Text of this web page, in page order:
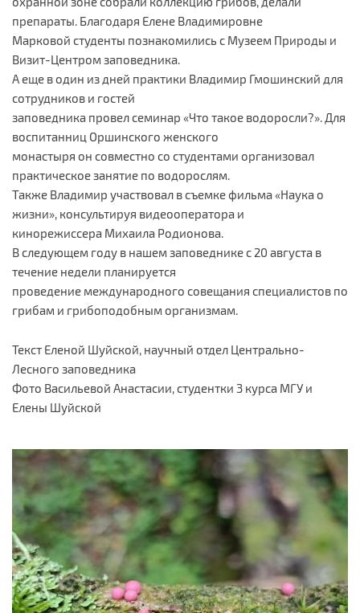
препараты. Благодаря Елене Владимировне
Марковой студенты познакомились с Музеем Природы и
Визит-Центром заповедника.
А еще в один из дней практики Владимир Гмошинский для
сотрудников и гостей
заповедника провел семинар «Что такое водоросли?». Для
воспитанниц Оршинского женского
монастыря он совместно со студентами организовал
практическое занятие по водорослям.
Также Владимир участвовал в съемке фильма «Наука о
жизни», консультируя видеооператора и
кинорежиссера Михаила Родионова.
В следующем году в нашем заповеднике с 20 августа в
течение недели планируется
проведение международного совещания специалистов по
грибам и грибоподобным организмам.
Текст Еленой Шуйской, научный отдел Центрально-
Лесного заповедника
Фото Васильевой Анастасии, студентки 3 курса МГУ и
Елены Шуйской